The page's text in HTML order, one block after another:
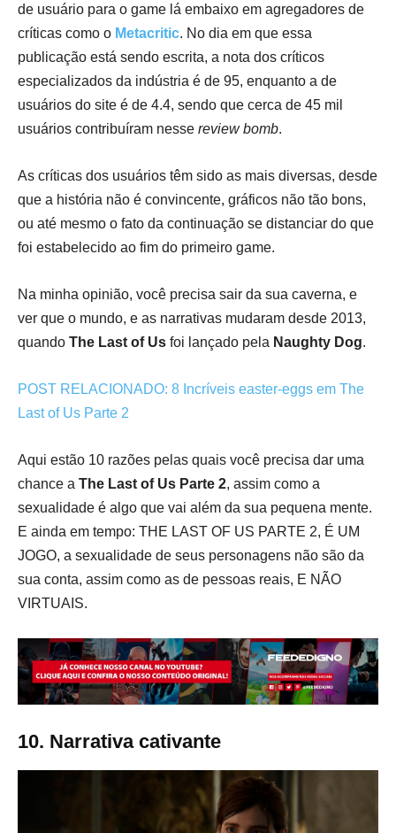
de usuário para o game lá embaixo em agregadores de
críticas como o Metacritic. No dia em que essa
publicação está sendo escrita, a nota dos críticos
especializados da indústria é de 95, enquanto a de
usuários do site é de 4.4, sendo que cerca de 45 mil
usuários contribuíram nesse review bomb.
As críticas dos usuários têm sido as mais diversas, desde
que a história não é convincente, gráficos não tão bons,
ou até mesmo o fato da continuação se distanciar do que
foi estabelecido ao fim do primeiro game.
Na minha opinião, você precisa sair da sua caverna, e
ver que o mundo, e as narrativas mudaram desde 2013,
quando The Last of Us foi lançado pela Naughty Dog.
POST RELACIONADO: 8 Incríveis easter-eggs em The
Last of Us Parte 2
Aqui estão 10 razões pelas quais você precisa dar uma
chance a The Last of Us Parte 2, assim como a
sexualidade é algo que vai além da sua pequena mente.
E ainda em tempo: THE LAST OF US PARTE 2, É UM
JOGO, a sexualidade de seus personagens não são da
sua conta, assim como as de pessoas reais, E NÃO
VIRTUAIS.
10. Narrativa cativante